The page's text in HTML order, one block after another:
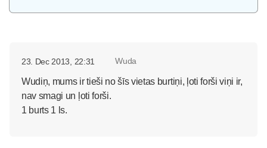
23. Dec 2013, 22:31 Wuda
Wudiņ, mums ir tieši no šīs vietas burtiņi, ļoti forši viņi ir,
nav smagi un ļoti forši.
1 burts 1 ls.